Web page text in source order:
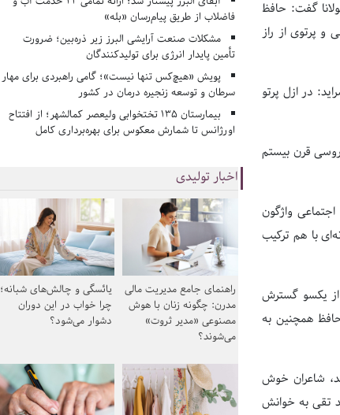
گفت: حافظ
پرتوی از راز
در ازل پرتو
روسی قرن بیستم
واژگون
با هم ترکیب
از یکسو گسترش
همچنین به
شاعران خوش
تقی به خوانش
فاضلاب از طریق پیام‌رسان «بله»
مشکلات صنعت آرایشی البرز زیر ذره‌بین؛ ضرورت
تأمین پایدار انرژی برای تولیدکنندگان
پویش «هیچ‌کس تنها نیست»؛ گامی راهبردی برای مهار
سرطان و توسعه زنجیره درمان در کشور
بیمارستان ۱۳۵ تختخوابی ولیعصر کمالشهر؛ از افتتاح
اورژانس تا شمارش معکوس برای بهره‌برداری کامل
اخبار تولیدی
راهنمای جامع مدیریت مالی
مدرن: چگونه زنان با هوش
مصنوعی «مدیر ثروت»
می‌شوند؟
یائسگی و چالش‌های شبانه؛
چرا خواب در این دوران
دشوار می‌شود؟